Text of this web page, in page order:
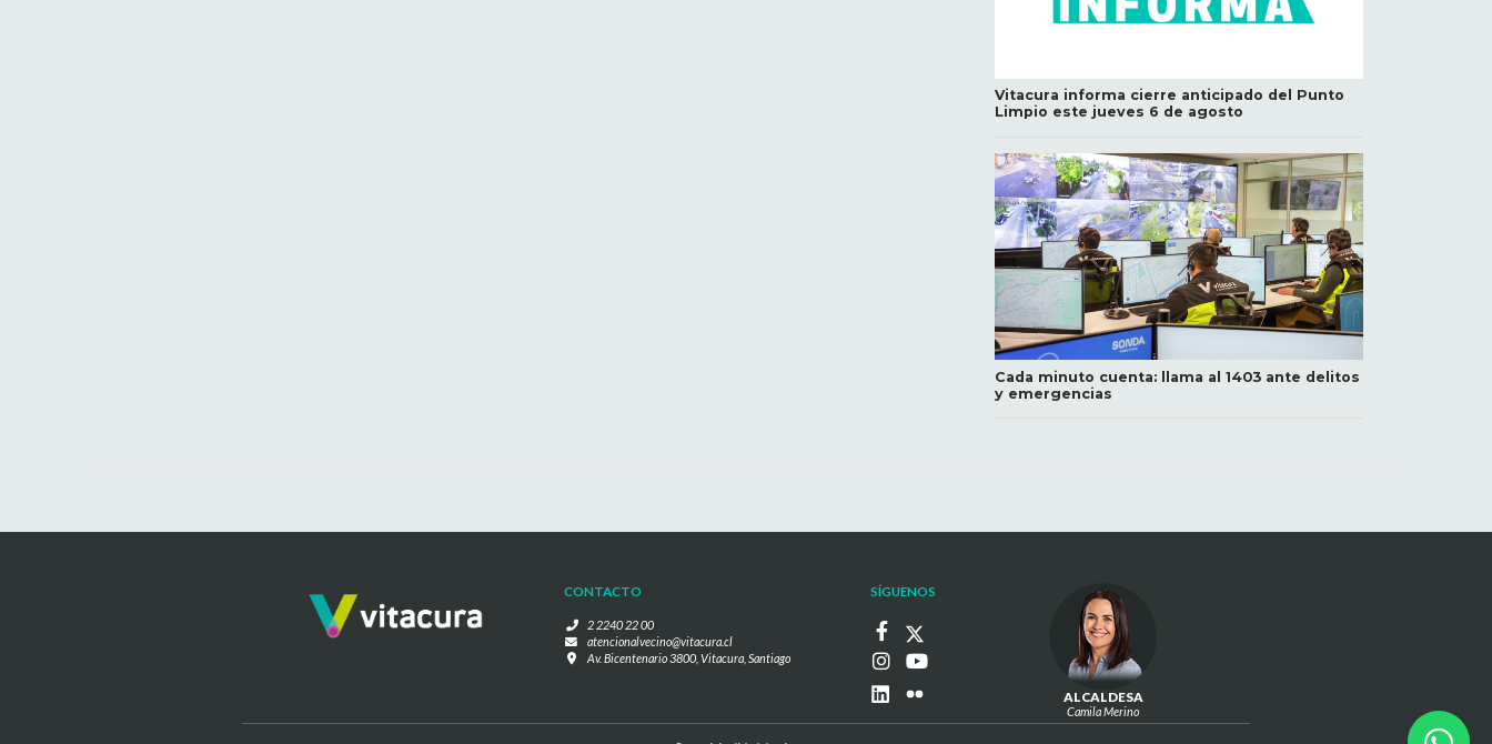
Vitacura informa cierre anticipado del Punto
Limpio este jueves 6 de agosto
Cada minuto cuenta: llama al 1403 ante delitos
y emergencias
CONTACTO
2 2240 22 00
atencionalvecino@vitacura.cl
Av. Bicentenario 3800, Vitacura, Santiago
SÍGUENOS
ALCALDESA
Camila Merino